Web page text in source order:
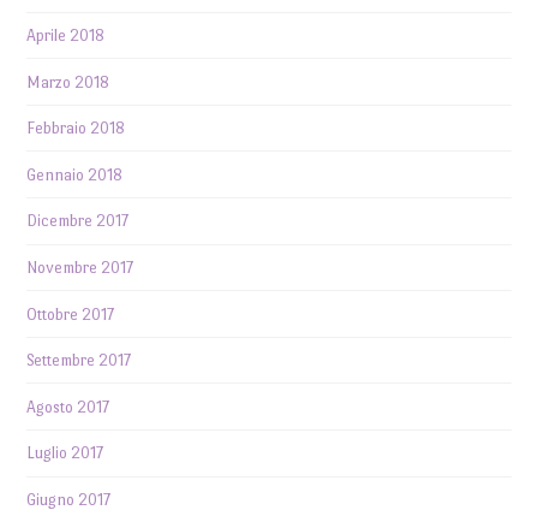
Aprile 2018
Marzo 2018
Febbraio 2018
Gennaio 2018
Dicembre 2017
Novembre 2017
Ottobre 2017
Settembre 2017
Agosto 2017
Luglio 2017
Giugno 2017